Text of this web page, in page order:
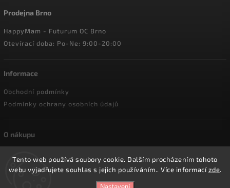
Tento web používá soubory cookie. Dalším procházením tohoto
webu vyjadřujete souhlas s jejich používáním.. Více informacízde.
Prodejna Brno
HappyMam - Futurum OC Brno
Otevírací doba: Po-Ne: 9:00-20:00
Informace
Obchodní podmínky
Podmínky ochrany osobních údajů
O nákupu
Reklamace a vrácení zboží